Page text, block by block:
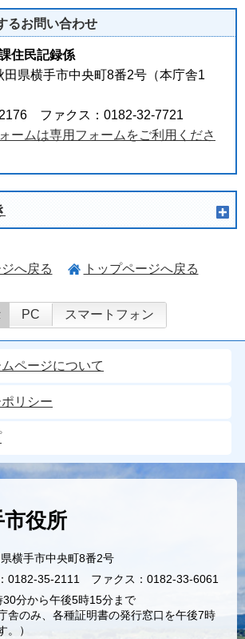
るお問い合わせ
住民記録係
県横手市中央町8番2号（本庁舎1
ファクス：0182-32-7721
ームは専用フォームをご利用くださ
へ戻る トップページへ戻る
PC スマートフォン
ページについて
リシー
役所
横手市中央町8番2号
0182-35-2111 ファクス：0182-33-6061
分から午後5時15分まで
舎のみ、各種証明書の発行窓口を午後7時
。）